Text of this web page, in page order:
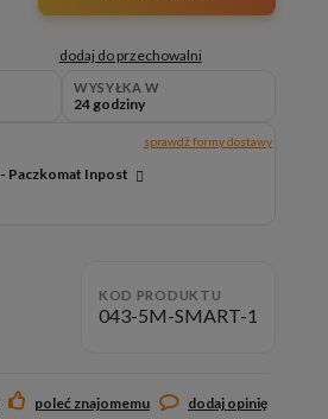
dodaj do przechowalni
WYSYŁKA W
24 godziny
- Paczkomat Inpost
sprawdź formy dostawy
KOD PRODUKTU
043-5M-SMART-1
poleć znajomemu dodaj opinię